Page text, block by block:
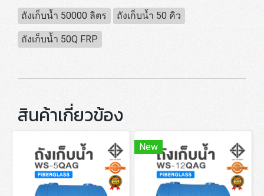
ถังเก็บน้ำ 50000 ลิตร ถังเก็บน้ำ 50 คิว
ถังเก็บน้ำ 50Q FRP
สินค้าเกี่ยวข้อง
New